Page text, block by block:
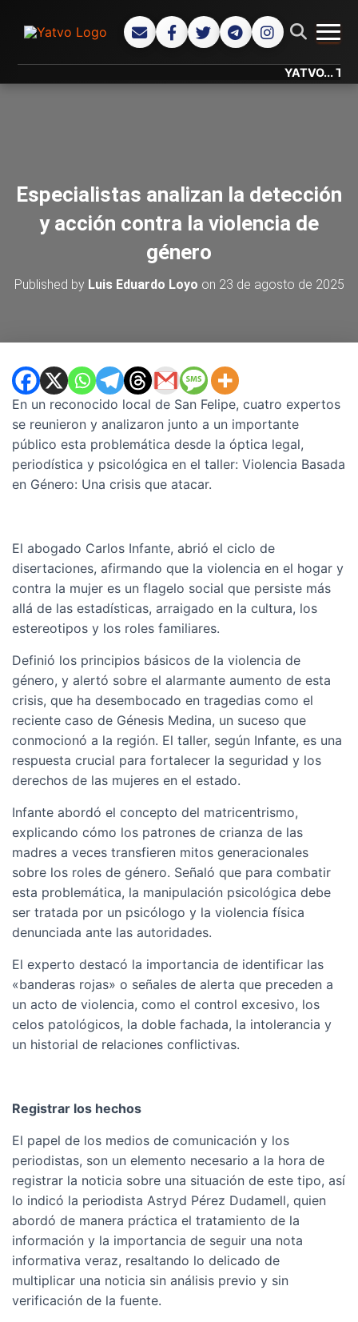
YATVO... Tu
Especialistas analizan la detección
y acción contra la violencia de
género
Published by Luis Eduardo Loyo on 23 de agosto de 2025
En un reconocido local de San Felipe, cuatro expertos
se reunieron y analizaron junto a un importante
público esta problemática desde la óptica legal,
periodística y psicológica en el taller: Violencia Basada
en Género: Una crisis que atacar.
El abogado Carlos Infante, abrió el ciclo de
disertaciones, afirmando que la violencia en el hogar y
contra la mujer es un flagelo social que persiste más
allá de las estadísticas, arraigado en la cultura, los
estereotipos y los roles familiares.
Definió los principios básicos de la violencia de
género, y alertó sobre el alarmante aumento de esta
crisis, que ha desembocado en tragedias como el
reciente caso de Génesis Medina, un suceso que
conmocionó a la región. El taller, según Infante, es una
respuesta crucial para fortalecer la seguridad y los
derechos de las mujeres en el estado.
Infante abordó el concepto del matricentrismo,
explicando cómo los patrones de crianza de las
madres a veces transfieren mitos generacionales
sobre los roles de género. Señaló que para combatir
esta problemática, la manipulación psicológica debe
ser tratada por un psicólogo y la violencia física
denunciada ante las autoridades.
El experto destacó la importancia de identificar las
«banderas rojas» o señales de alerta que preceden a
un acto de violencia, como el control excesivo, los
celos patológicos, la doble fachada, la intolerancia y
un historial de relaciones conflictivas.
Registrar los hechos
El papel de los medios de comunicación y los
periodistas, son un elemento necesario a la hora de
registrar la noticia sobre una situación de este tipo, así
lo indicó la periodista Astryd Pérez Dudamell, quien
abordó de manera práctica el tratamiento de la
información y la importancia de seguir una nota
informativa veraz, resaltando lo delicado de
multiplicar una noticia sin análisis previo y sin
verificación de la fuente.